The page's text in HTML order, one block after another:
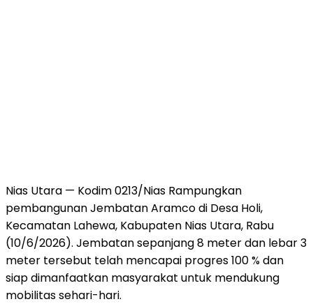
Nias Utara — Kodim 0213/Nias Rampungkan
pembangunan Jembatan Aramco di Desa Holi,
Kecamatan Lahewa, Kabupaten Nias Utara, Rabu
(10/6/2026). Jembatan sepanjang 8 meter dan lebar 3
meter tersebut telah mencapai progres 100 % dan
siap dimanfaatkan masyarakat untuk mendukung
mobilitas sehari-hari.